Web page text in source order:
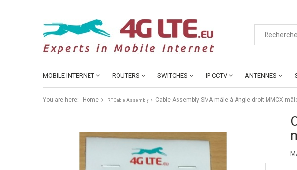
MOBILE INTERNET ROUTERS SWITCHES IP CCTV ANTENNES
You are here: Home RF Cable Assembly Cable Assembly SMA mâle à Angle droit MMCX